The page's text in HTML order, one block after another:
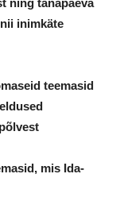
ning tänapäeva
inimkäte
teemasid
mis Ida-